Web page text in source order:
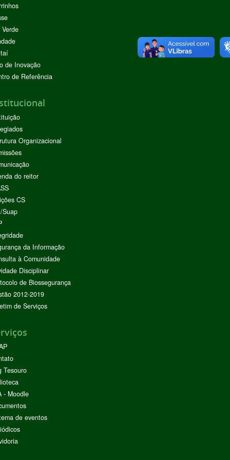
de Inovação
de Referência
Organizacional
do reitor
CS
Suap
da Informação
à Comunidade
Disciplinar
de Biossegurança
2012-2019
de Serviços
Tesouro
- Moodle
de eventos